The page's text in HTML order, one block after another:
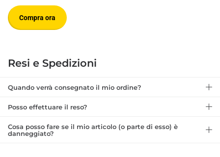
Compra ora
Resi e Spedizioni
Quando verrà consegnato il mio ordine?
Posso effettuare il reso?
Cosa posso fare se il mio articolo (o parte di esso) è
danneggiato?